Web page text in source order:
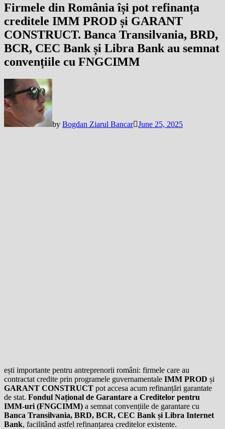
Firmele din România își pot refinanța
creditele IMM PROD și GARANT
CONSTRUCT. Banca Transilvania, BRD,
BCR, CEC Bank și Libra Bank au semnat
convențiile cu FNGCIMM
by Bogdan Ziarul Bancar June 25, 2025
ești importante pentru antreprenorii români: firmele care au
contractat credite prin programele guvernamentale IMM PROD și
GARANT CONSTRUCT pot accesa acum refinanțări garantate
de stat. Fondul Național de Garantare a Creditelor pentru
IMM-uri (FNGCIMM) a semnat convențiile de garantare cu
Banca Transilvania, BRD, BCR, CEC Bank și Libra Internet
Bank, facilitând astfel refinanțarea creditelor existente.